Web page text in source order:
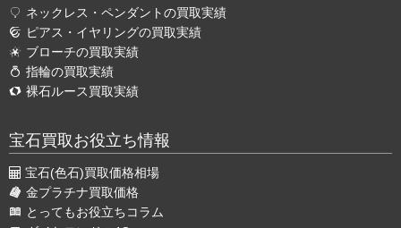
ネックレス・ペンダントの買取実績
ピアス・イヤリングの買取実績
ブローチの買取実績
指輪の買取実績
裸石ルース買取実績
宝石買取お役立ち情報
宝石(色石)買取価格相場
金プラチナ買取価格
とってもお役立ちコラム